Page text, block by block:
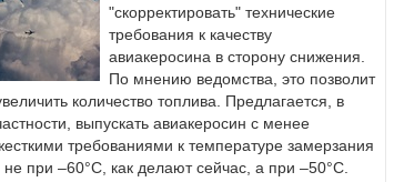
"скорректировать" технические
требования к качеству
авиакеросина в сторону снижения.
По мнению ведомства, это позволит
количество топлива. Предлагается, в
выпускать авиакеросин с менее
требованиями к температуре замерзания
не при –60°C, как делают сейчас, а при –50°C.